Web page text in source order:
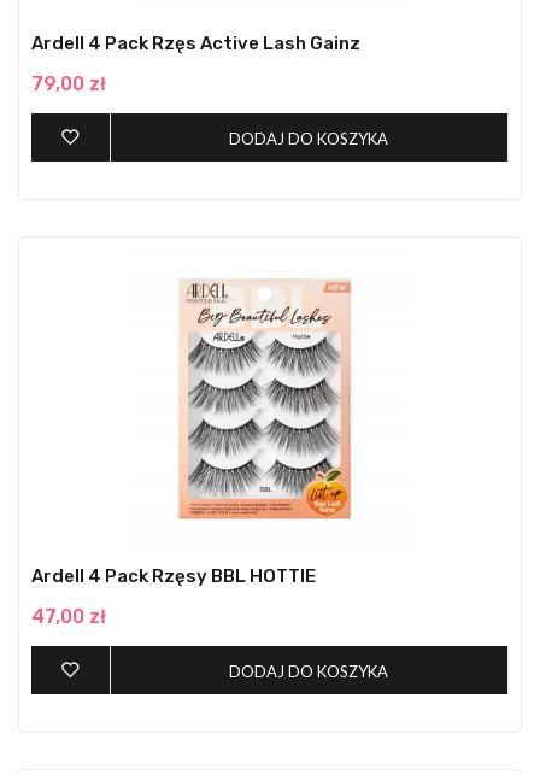
Ardell 4 Pack Rzęs Active Lash Gainz
79,00 zł
DODAJ DO KOSZYKA
Ardell 4 Pack Rzęsy BBL HOTTIE
47,00 zł
DODAJ DO KOSZYKA